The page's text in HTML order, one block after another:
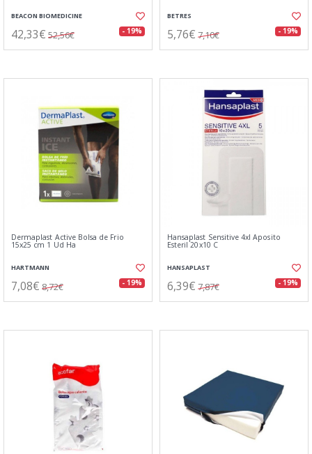
BEACON BIOMEDICINE
42,33€ 52,56€ - 19%
BETRES
5,76€ 7,10€ - 19%
Dermaplast Active Bolsa de Frio
15x25 cm 1 Ud Ha
HARTMANN
7,08€ 8,72€ - 19%
Hansaplast Sensitive 4xl Aposito
Esteril 20x10 C
HANSAPLAST
6,39€ 7,87€ - 19%